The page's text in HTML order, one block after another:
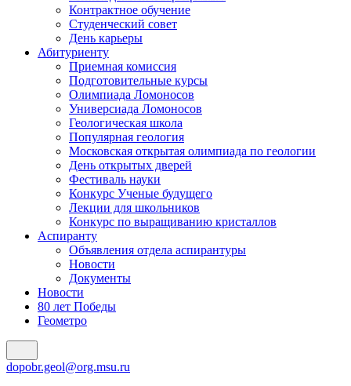
Контрактное обучение
Студенческий совет
День карьеры
Абитуриенту
Приемная комиссия
Подготовительные курсы
Олимпиада Ломоносов
Универсиада Ломоносов
Геологическая школа
Популярная геология
Московская открытая олимпиада по геологии
День открытых дверей
Фестиваль науки
Конкурс Ученые будущего
Лекции для школьников
Конкурс по выращиванию кристаллов
Аспиранту
Объявления отдела аспирантуры
Новости
Документы
Новости
80 лет Победы
Геометро
dopobr.geol@org.msu.ru